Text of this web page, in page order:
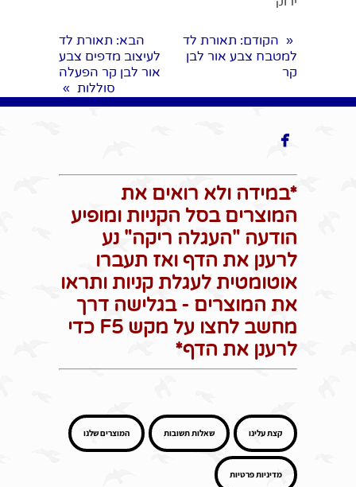
« הקודם: תאורת לד
למטבח צבע אור לבן
קר
הבא: תאורת לד
לעיצוב מדפים צבע
אור לבן קר הפעלה
סוללות »

*במידה ולא רואים את
המוצרים בסל הקניות ומופיע
הודעה "העגלה ריקה" נע
לרענן את הדף ואז תעברו
אוטומטית לעגלת קניות ותראו
את המוצרים - בגלישה דרך
מחשב לחצו על מקש F5 כדי
לרענן את הדף*
קצת עלינו שאלות תשובות המוצרים שלנו
מדיניות פרטיות